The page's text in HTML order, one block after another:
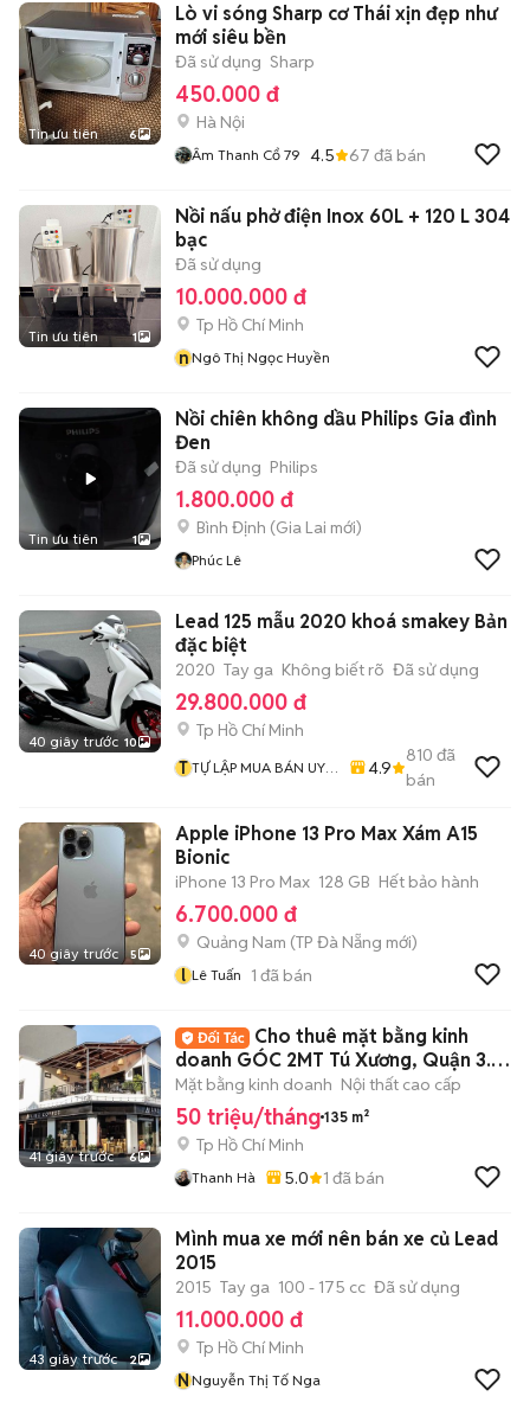
Tin ưu tiên 6
Lò vi sóng Sharp cơ Thái xịn đẹp như
mới siêu bền
Đã sử dụng Sharp
450.000 đ
Hà Nội
Âm Thanh Cổ 79 4.5 67 đã bán
Tin ưu tiên 1
Nồi nấu phở điện Inox 60L + 120 L 304
bạc
Đã sử dụng
10.000.000 đ
Tp Hồ Chí Minh
nNgô Thị Ngọc Huyền
Tin ưu tiên 1
Nồi chiên không dầu Philips Gia đình
Đen
Đã sử dụng Philips
1.800.000 đ
Bình Định (Gia Lai mới)
Phúc Lê
40 giây trước 10
Lead 125 mẫu 2020 khoá smakey Bản
đặc biệt
2020 Tay ga Không biết rõ Đã sử dụng
29.800.000 đ
Tp Hồ Chí Minh
T TỰ LẬP MUA BÁN UY
4.9
810 đã
bán
40 giây trước 5
Apple iPhone 13 Pro Max Xám A15
Bionic
iPhone 13 Pro Max 128 GB Hết bảo hành
6.700.000 đ
Quảng Nam (TP Đà Nẵng mới)
l Lê Tuấn 1 đã bán
41 giây trước 6
Cho thuê mặt bằng kinh
doanh GÓC 2MT Tú Xương, Quận 3.
DT: 8x25m
Mặt bằng kinh doanh Nội thất cao cấp
50 triệu/tháng 135 m²
Tp Hồ Chí Minh
Thanh Hà 5.0 1 đã bán
43 giây trước 2
Mình mua xe mới nên bán xe củ Lead
2015
2015 Tay ga 100 - 175 cc Đã sử dụng
11.000.000 đ
Tp Hồ Chí Minh
NNguyễn Thị Tố Nga